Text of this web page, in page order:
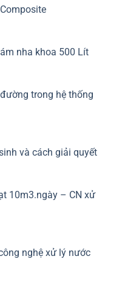
nha khoa 500 Lít
trong hệ thống
và cách giải quyết
10m3.ngày – CN xử
nghệ xử lý nước